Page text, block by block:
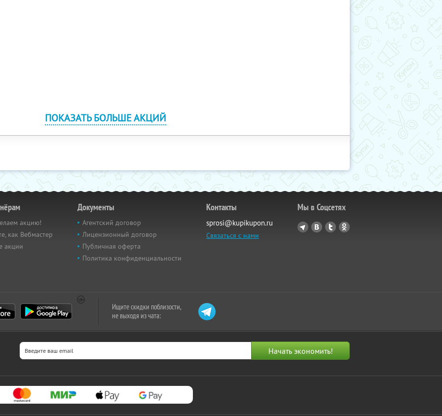
ПОКАЗАТЬ БОЛЬШЕ АКЦИЙ
акцию!
как Вебмастер
акции
Документы
Агентский договор
Лицензионный договор
Публичная оферта
Политика конфиденциальности
Контакты
sprosi@kupikupon.ru
Связаться с нами
Мы в Соцсетях
Ищите скидки поблизости,
не выходя из чата: